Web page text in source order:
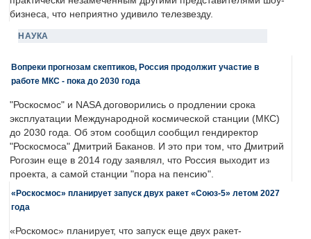
бизнеса, что неприятно удивило телезвезду.
НАУКА
Вопреки прогнозам скептиков, Россия продолжит участие в
работе МКС - пока до 2030 года
"Роскосмос" и NASA договорились о продлении срока
эксплуатации Международной космической станции (МКС)
до 2030 года. Об этом сообщил сообщил гендиректор
"Роскосмоса" Дмитрий Баканов. И это при том, что Дмитрий
Рогозин еще в 2014 году заявлял, что Россия выходит из
проекта, а самой станции "пора на пенсию".
«Роскосмос» планирует запуск двух ракет «Союз-5» летом 2027
года
«Роскомос» планирует, что запуск еще двух ракет-